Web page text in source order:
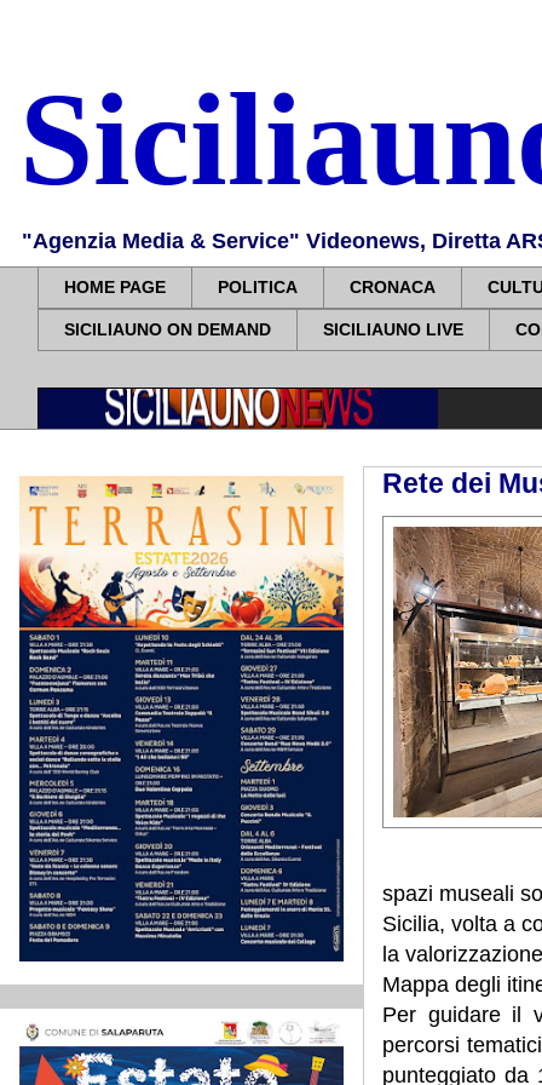
"Agenzia Media & Service" Videonews, Diretta
HOME PAGE POLITICA CRONACA
SICILIAUNO ON DEMAND SICILIAUNO LIVE
Rete dei
spazi museali
Sicilia, volta a
la
Mappa degli
Per guidare il
percorsi
punteggiato da